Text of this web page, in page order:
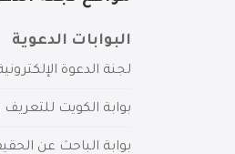
البوابات الدعوية
لجنة الدعوة
بوابة الكويت للتعريف
بوابة الباحث عن